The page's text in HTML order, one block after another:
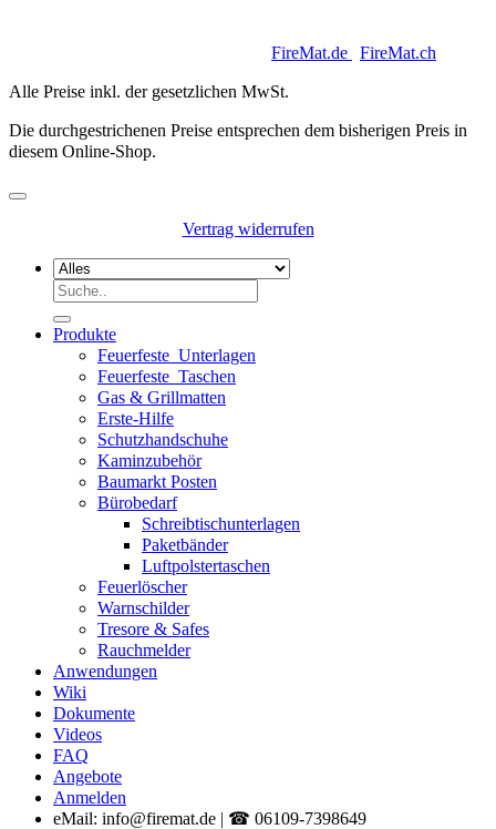
FireMat.de FireMat.ch
Alle Preise inkl. der gesetzlichen MwSt.
Die durchgestrichenen Preise entsprechen dem bisherigen Preis in
diesem Online-Shop.
Vertrag widerrufen
Suchen
Produkte
Feuerfeste_Unterlagen
Feuerfeste_Taschen
Gas & Grillmatten
Erste-Hilfe
Schutzhandschuhe
Kaminzubehör
Baumarkt Posten
Bürobedarf
Schreibtischunterlagen
Paketbänder
Luftpolstertaschen
Feuerlöscher
Warnschilder
Tresore & Safes
Rauchmelder
Anwendungen
Wiki
Dokumente
Videos
FAQ
Angebote
Anmelden
eMail: info@firemat.de | ☎ 06109-7398649